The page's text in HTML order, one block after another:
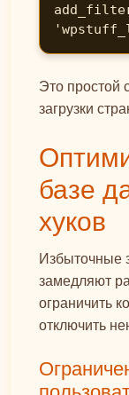
Это простой
загрузки
базе
хуков
Избыточные
замедляют
ограничить
отключить